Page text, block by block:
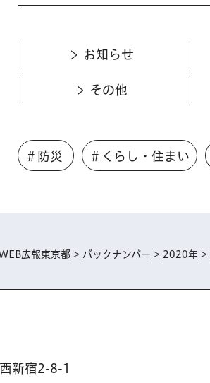
お知らせ
その他
＃防災 ＃くらし・住まい
広報東京都 > バックナンバー > 2020年 >
新宿2-8-1